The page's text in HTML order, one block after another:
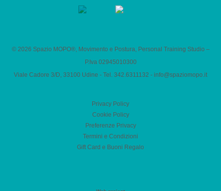
© 2026 Spazio MOPO®, Movimento e Postura, Personal Training Studio –
P.Iva 0​2945010300
Viale Cadore 3/D, 33100 Udine - Tel. 342.6311132 - info@spaziomopo.it
Privacy Policy
Cookie Policy
Preferenze Privacy
Termini e Condizioni
Gift Card e Buoni Regalo